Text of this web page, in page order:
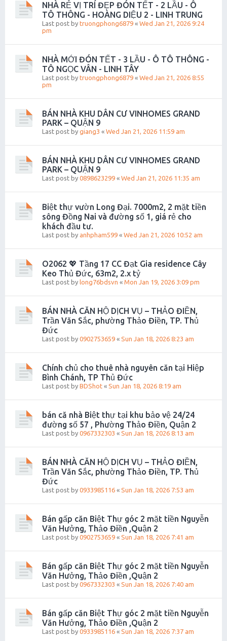
NHÀ RẺ VỊ TRÍ ĐẸP ĐÓN TẾT - 2 LẦU - Ô
TÔ THÔNG - HOÀNG DIỆU 2 - LINH TRUNG
Last post by truongphong6879 « Wed Jan 21, 2026 9:24
pm
NHÀ MỚI ĐÓN TẾT - 3 LẦU - Ô TÔ THÔNG -
TÔ NGỌC VÂN - LINH TÂY
Last post by truongphong6879 « Wed Jan 21, 2026 8:55
pm
BÁN NHÀ KHU DÂN CƯ VINHOMES GRAND
PARK – QUẬN 9
Last post by giang3 « Wed Jan 21, 2026 11:59 am
BÁN NHÀ KHU DÂN CƯ VINHOMES GRAND
PARK – QUẬN 9
Last post by 0898623299 « Wed Jan 21, 2026 11:35 am
Biệt thự vườn Long Đại. 7000m2, 2 mặt tiền
sông Đồng Nai và đường số 1, giá rẻ cho
khách đầu tư.
Last post by anhpham599 « Wed Jan 21, 2026 10:52 am
O2062 💖 Tầng 17 CC Đạt Gia residence Cây
Keo Thủ Đức, 63m2, 2.x tỷ
Last post by long76bdsvn « Mon Jan 19, 2026 3:09 pm
BÁN NHÀ CĂN HỘ DỊCH VỤ – THẢO ĐIỀN,
Trần Văn Sắc, phường Thảo Điền, TP. Thủ
Đức
Last post by 0902753659 « Sun Jan 18, 2026 8:23 am
Chính chủ cho thuê nhà nguyên căn tại Hiệp
Bình Chánh, TP Thủ Đức
Last post by BDShot « Sun Jan 18, 2026 8:19 am
bán că nhà Biệt thự tại khu bảo vệ 24/24
đường số 57 , Phường Thảo Điền, Quận 2
Last post by 0967332303 « Sun Jan 18, 2026 8:13 am
BÁN NHÀ CĂN HỘ DỊCH VỤ – THẢO ĐIỀN,
Trần Văn Sắc, phường Thảo Điền, TP. Thủ
Đức
Last post by 0933985116 « Sun Jan 18, 2026 7:53 am
Bán gấp căn Biệt Thự góc 2 mặt tiền Nguyễn
Văn Hưởng, Thảo Điền ,Quận 2
Last post by 0902753659 « Sun Jan 18, 2026 7:41 am
Bán gấp căn Biệt Thự góc 2 mặt tiền Nguyễn
Văn Hưởng, Thảo Điền ,Quận 2
Last post by 0967332303 « Sun Jan 18, 2026 7:40 am
Bán gấp căn Biệt Thự góc 2 mặt tiền Nguyễn
Văn Hưởng, Thảo Điền ,Quận 2
Last post by 0933985116 « Sun Jan 18, 2026 7:37 am